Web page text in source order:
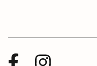
FacebookInstagram